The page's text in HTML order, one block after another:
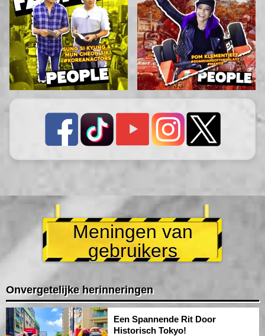
Meningen van
gebruikers
Onvergetelijke herinneringen
Een Spannende Rit Door
Historisch Tokyo!